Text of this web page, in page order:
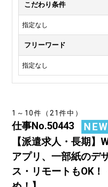
こだわり条件
指定なし
フリーワード
指定なし
1～10件（21件中）
仕事No.50443
NEW
【派遣求人・長期】
アプリ、一部紙のデ
ス・リモートもOK